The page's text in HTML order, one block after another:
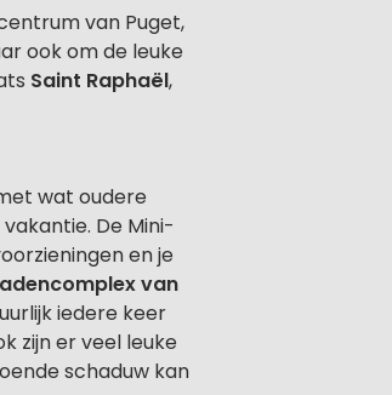
van Puget,
ook om de leuke
Saint Raphaël,
wat oudere
De Mini-
en je
van
iedere keer
zijn er veel leuke
schaduw kan